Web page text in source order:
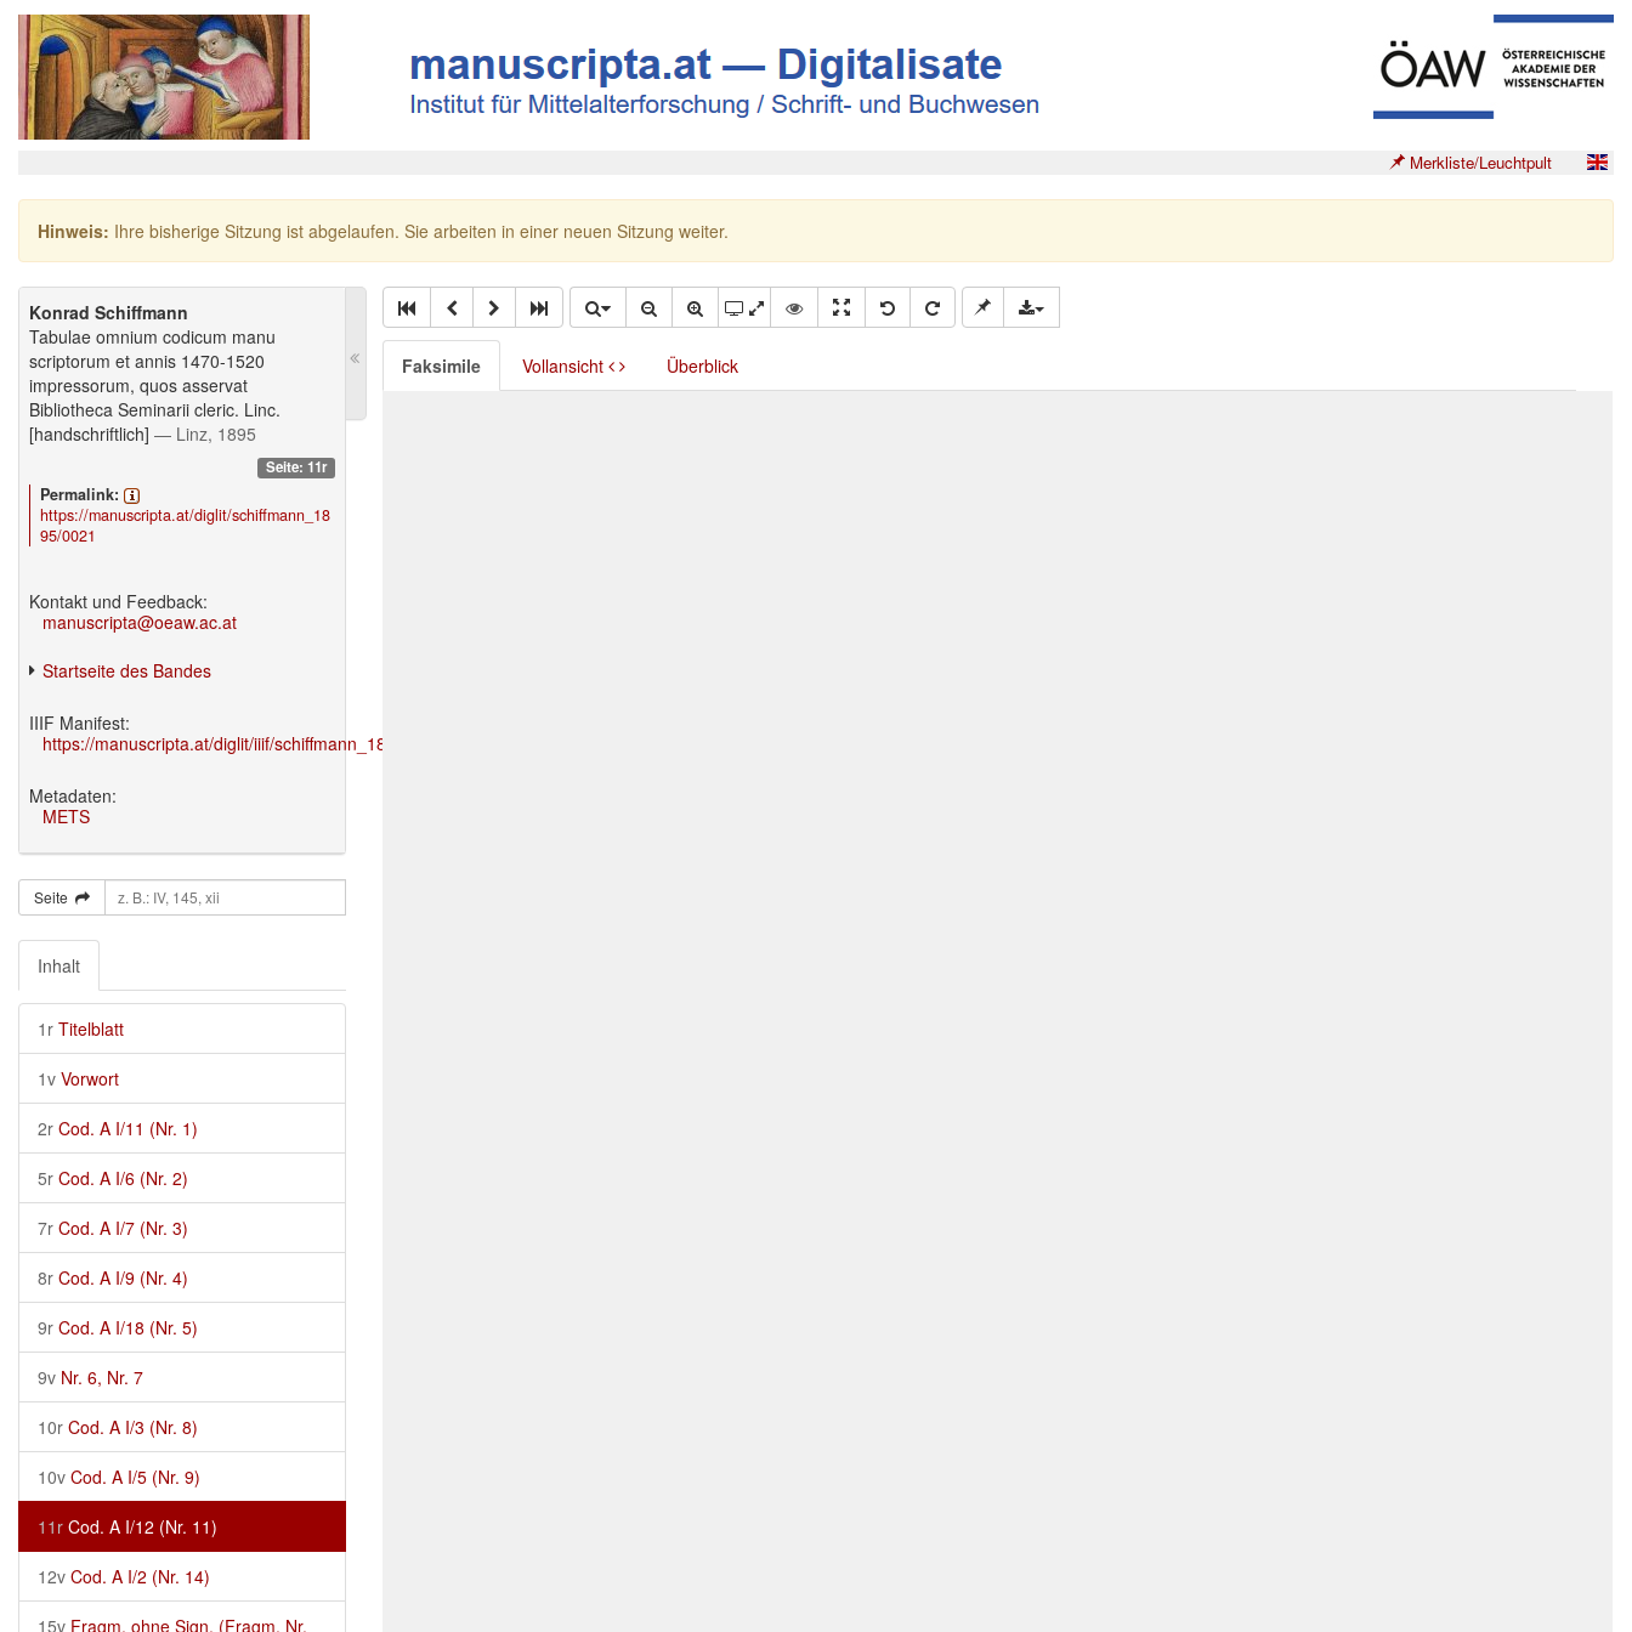
Merkliste/Leuchtpult
Hinweis: Ihre bisherige Sitzung ist abgelaufen. Sie arbeiten in einer neuen Sitzung weiter.
Konrad Schiffmann
Tabulae omnium codicum manu
scriptorum et annis 1470-1520
impressorum, quos asservat
Bibliotheca Seminarii cleric. Linc.
[handschriftlich] — Linz, 1895
Seite: 11r
Permalink:
https://manuscripta.at/diglit/schiffmann_18
95/0021
Kontakt und Feedback:
manuscripta@oeaw.ac.at
Startseite des Bandes
IIIF Manifest:
https://manuscripta.at/diglit/iiif/schiffmann_1895/manifest.json
Metadaten:
METS
Seite
Inhalt
1r Titelblatt
1v Vorwort
2r Cod. A I/11 (Nr. 1)
5r Cod. A I/6 (Nr. 2)
7r Cod. A I/7 (Nr. 3)
8r Cod. A I/9 (Nr. 4)
9r Cod. A I/18 (Nr. 5)
9v Nr. 6, Nr. 7
10r Cod. A I/3 (Nr. 8)
10v Cod. A I/5 (Nr. 9)
11r Cod. A I/12 (Nr. 11)
12v Cod. A I/2 (Nr. 14)
15v Fragm. ohne Sign. (Fragm. Nr.
Faksimile Vollansicht Überblick